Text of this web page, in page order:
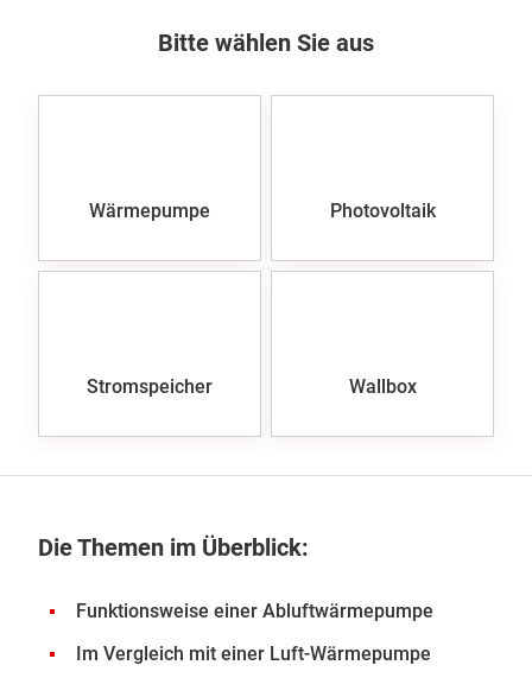
Bitte wählen Sie aus
Wärmepumpe Photovoltaik
Stromspeicher Wallbox
Die Themen im Überblick:
Funktionsweise einer Abluftwärmepumpe
Im Vergleich mit einer Luft-Wärmepumpe